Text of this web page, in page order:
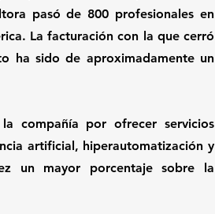
pasó de 800 profesionales en
La facturación con la que cerró
ha sido de aproximadamente un
compañía por ofrecer servicios
artificial, hiperautomatización y
un mayor porcentaje sobre la